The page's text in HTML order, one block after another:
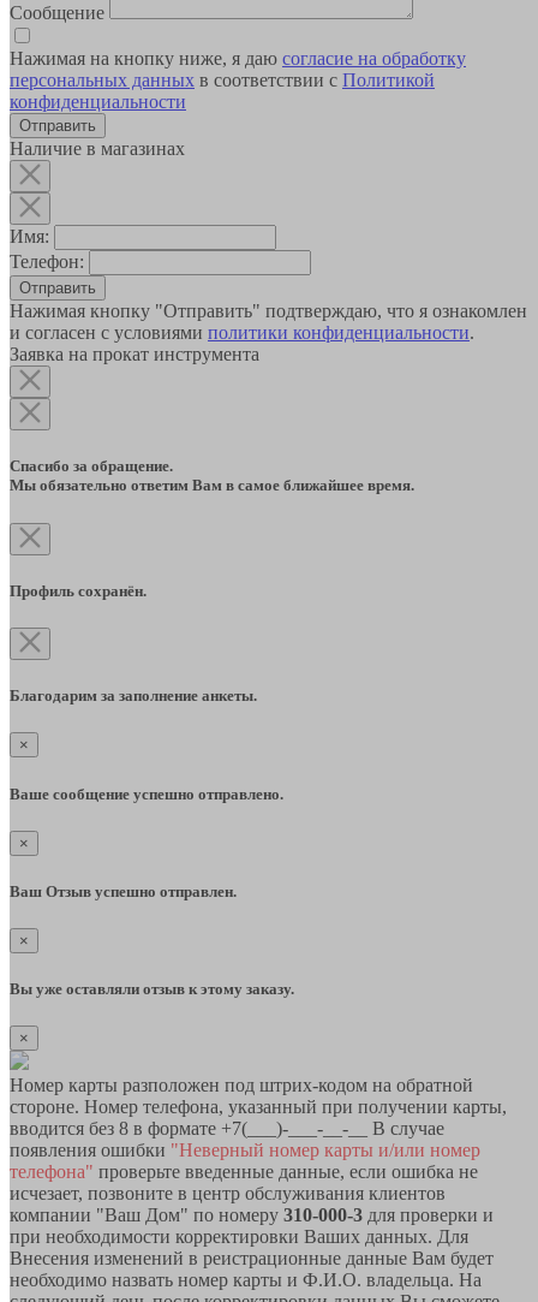
Сообщение
Нажимая на кнопку ниже, я даю согласие на обработку
персональных данных в соответствии с Политикой
конфиденциальности
Наличие в магазинах
Имя:
Телефон:
Отправить
Нажимая кнопку "Отправить" подтверждаю, что я ознакомлен
и согласен с условиями политики конфиденциальности.
Заявка на прокат инструмента
Спасибо за обращение.
Мы обязательно ответим Вам в самое ближайшее время.
Профиль сохранён.
Благодарим за заполнение анкеты.
×
Ваше сообщение успешно отправлено.
×
Ваш Отзыв успешно отправлен.
×
Вы уже оставляли отзыв к этому заказу.
×
Номер карты разположен под штрих-кодом на обратной
стороне. Номер телефона, указанный при получении карты,
вводится без 8 в формате +7(___)-___-__-__ В случае
появления ошибки "Неверный номер карты и/или номер
телефона" проверьте введенные данные, если ошибка не
исчезает, позвоните в центр обслуживания клиентов
компании "Ваш Дом" по номеру 310-000-3 для проверки и
при необходимости корректировки Ваших данных. Для
Внесения изменений в реистрационные данные Вам будет
необходимо назвать номер карты и Ф.И.О. владельца. На